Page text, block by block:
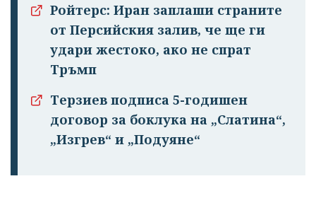
Ройтерс: Иран заплаши страните
от Персийския залив, че ще ги
удари жестоко, ако не спрат
Тръмп
Терзиев подписа 5-годишен
договор за боклука на „Слатина“,
„Изгрев“ и „Подуяне“